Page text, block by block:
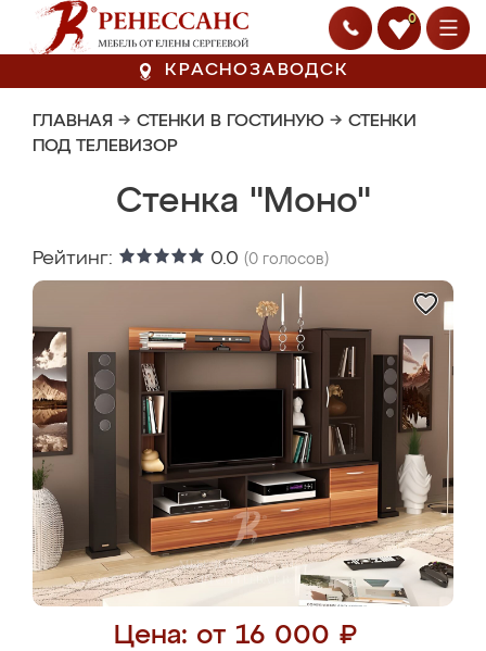
0
КРАСНОЗАВОДСК
ГЛАВНАЯ → СТЕНКИ В ГОСТИНУЮ → СТЕНКИ
ПОД ТЕЛЕВИЗОР
Стенка "Моно"
Рейтинг: 0.0 (0 голосов)
Цена: от 16 000 ₽